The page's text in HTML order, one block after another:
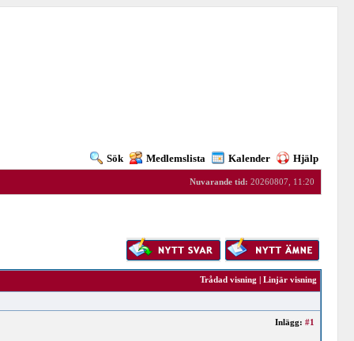
Sök Medlemslista Kalender Hjälp
Nuvarande tid: 20260807, 11:20
Trådad visning | Linjär visning
Inlägg: #1